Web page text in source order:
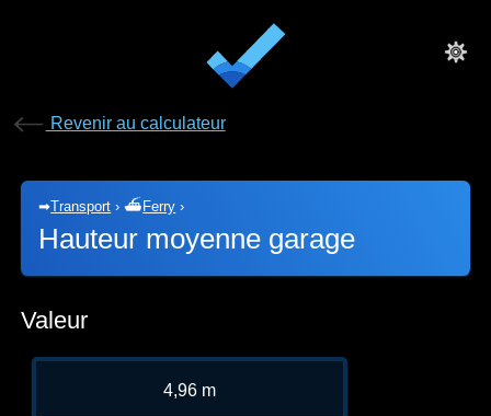
Revenir au calculateur
➡Transport ›⛴ Ferry ›
Hauteur moyenne garage
Valeur
4,96 m